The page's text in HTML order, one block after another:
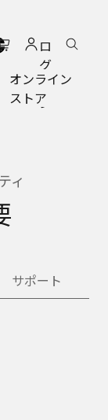
ロ
グ
イ
ン
オンライン
ストア
ィ
サポート